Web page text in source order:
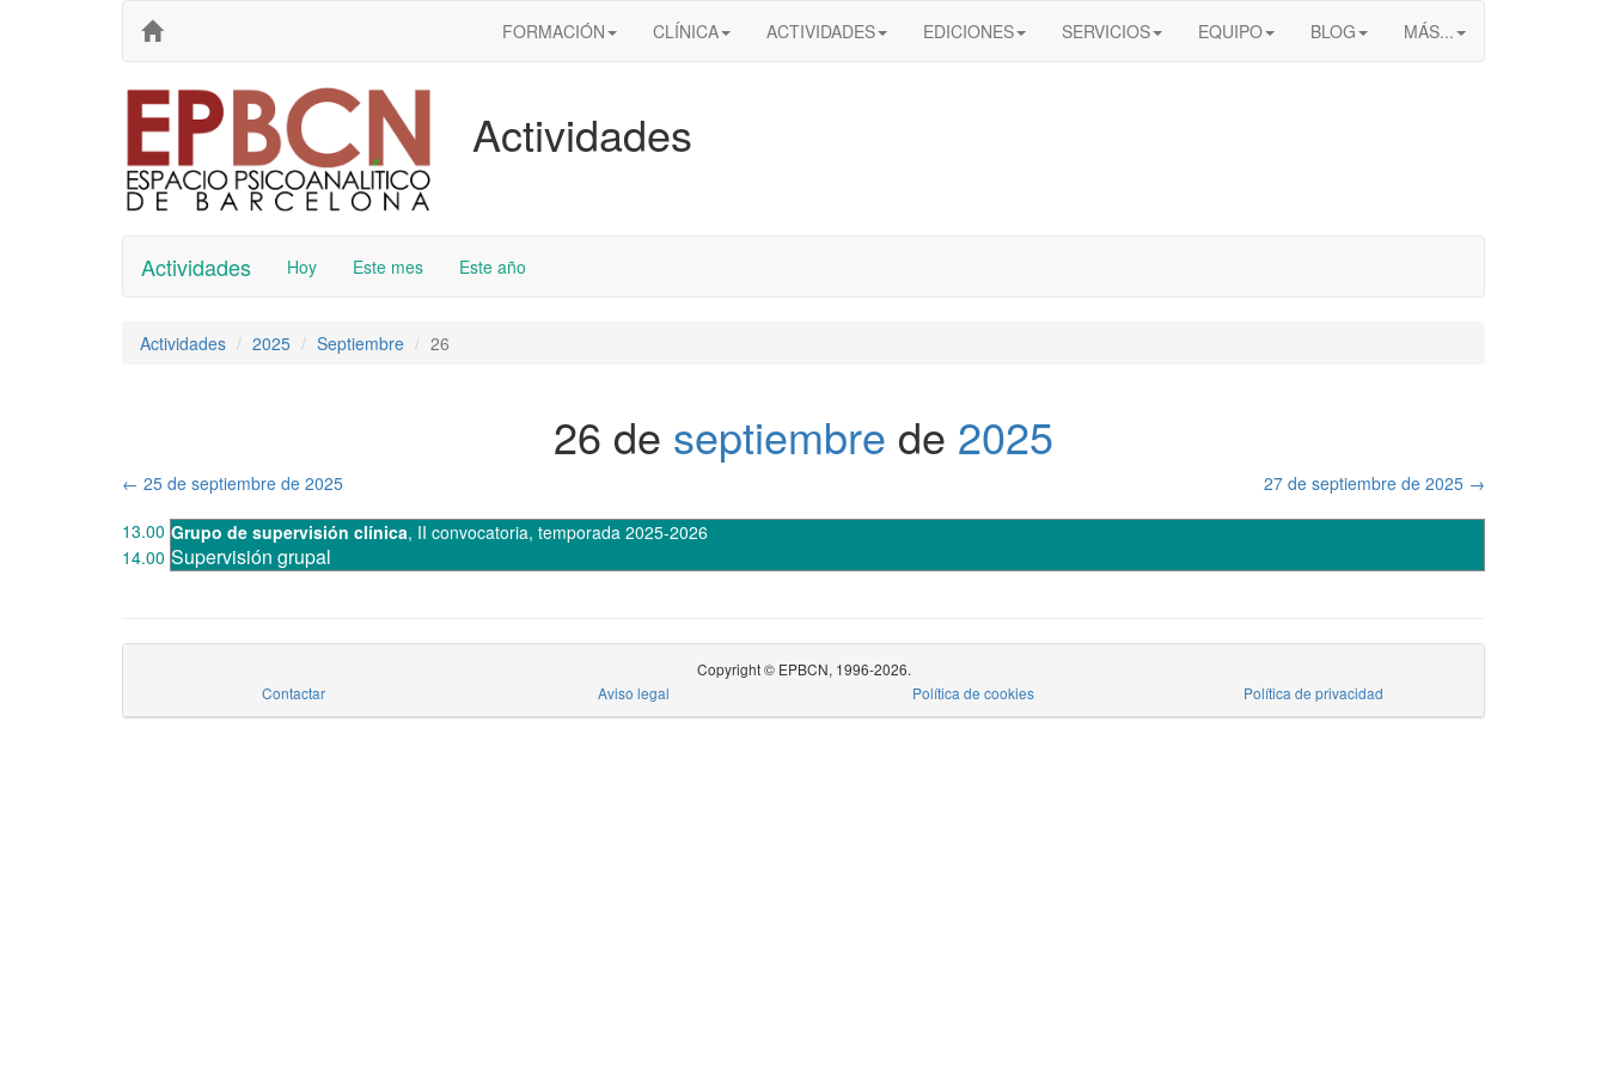
FORMACIÓN CLÍNICA ACTIVIDADES EDICIONES SERVICIOS EQUIPO BLOG MÁS...
Actividades
Actividades Hoy Este mes Este año
Actividades 2025 Septiembre 26
26 de septiembre de 2025
← 25 de septiembre de 2025 27 de septiembre de 2025 →
13.00 Grupo de supervisión clínica, II convocatoria, temporada 2025-2026
Supervisión grupal
14.00
Copyright © EPBCN, 1996-2026.
Contactar
Aviso legal Política de cookies Política de privacidad